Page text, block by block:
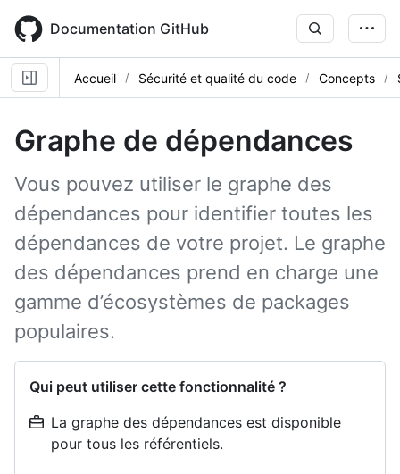
main
content
Documentation GitHub
Accueil Sécurité et qualité du code Concepts
Graphe de dépendances
Vous pouvez utiliser le graphe des
dépendances pour identifier toutes les
dépendances de votre projet. Le graphe
des dépendances prend en charge une
gamme d’écosystèmes de packages
populaires.
Qui peut utiliser cette fonctionnalité ?
La graphe des dépendances est disponible
pour tous les référentiels.